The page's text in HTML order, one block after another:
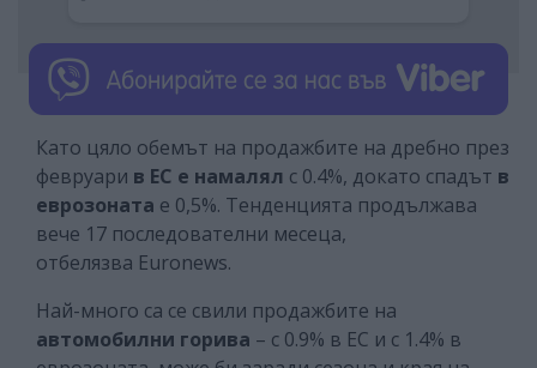
Като цяло обемът на продажбите на дребно през
февруари в ЕС е намалял с 0.4%, докато спадът в
еврозоната е 0,5%. Тенденцията продължава
вече 17 последователни месеца,
отбелязва Euronews.
Най-много са се свили продажбите на
автомобилни горива – с 0.9% в ЕС и с 1.4% в